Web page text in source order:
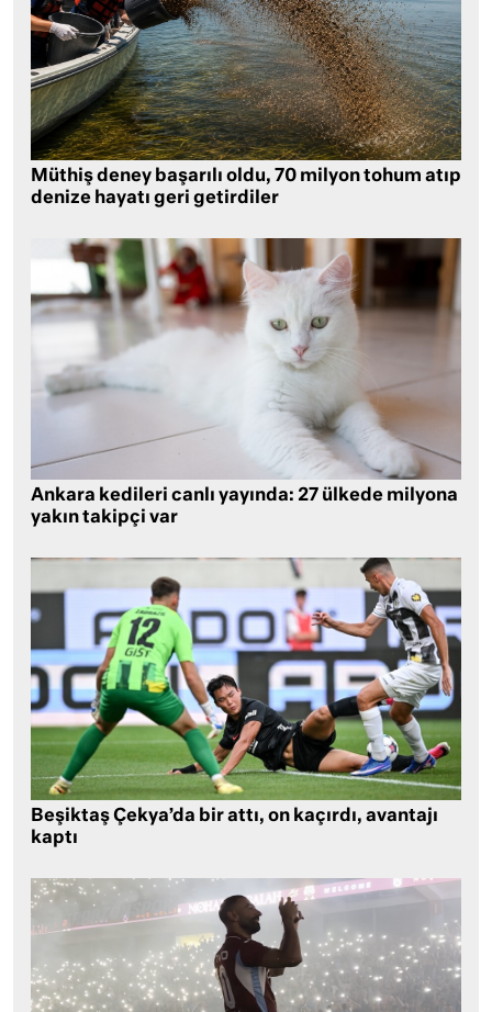
Müthiş deney başarılı oldu, 70 milyon tohum atıp
denize hayatı geri getirdiler
Ankara kedileri canlı yayında: 27 ülkede milyona
yakın takipçi var
Beşiktaş Çekya’da bir attı, on kaçırdı, avantajı
kaptı